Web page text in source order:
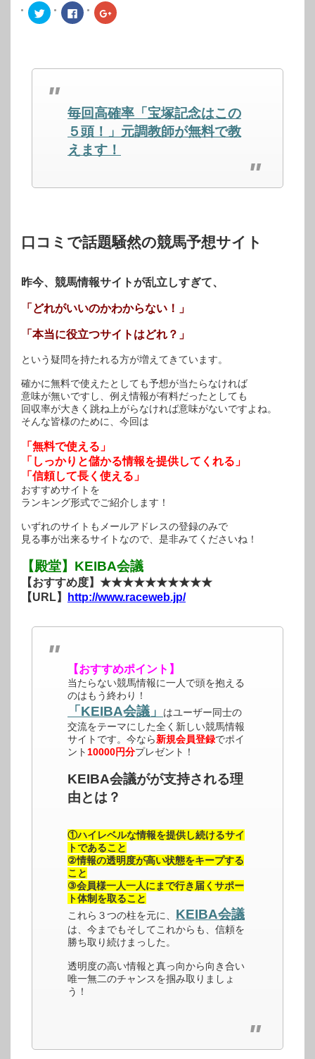
ク
リ
で
有
(新
ま
Facebook
で
は
し
て
く
だ
さ
い
ウ
開
き
ク
リ
で
い
ウ
ィ
ン
ド
ウ
ま
毎回高確率「宝塚記念はこの
５頭！」元調教師が無料で教
えます！
口コミで話題騒然の競馬予想サイト
昨今、競馬情報サイトが乱立しすぎて、
「どれがいいのかわからない！」
「本当に役立つサイトはどれ？」
という疑問を持たれる方が増えてきています。
確かに無料で使えたとしても予想が当たらなければ
意味が無いですし、例え情報が有料だったとしても
回収率が大きく跳ね上がらなければ意味がないですよね。
そんな皆様のために、今回は
「無料で使える」
「しっかりと儲かる情報を提供してくれる」
「信頼して長く使える」
おすすめサイトを
ランキング形式でご紹介します！
いずれのサイトもメールアドレスの登録のみで
見る事が出来るサイトなので、是非みてくださいね！
【殿堂】KEIBA会議
【おすすめ度】★★★★★★★★★★
【URL】
http://www.raceweb.jp/
【おすすめポイント】
当たらない競馬情報に一人で頭を抱える
のはもう終わり！
「KEIBA会議」
はユーザー同士の
交流をテーマにした全く新しい競馬情報
サイトです。今なら新規会員登録でポイ
ント10000円分プレゼント！
KEIBA会議がが支持される理
由とは？
①ハイレベルな情報を提供し続けるサイ
トであること
②情報の透明度が高い状態をキープする
こと
③会員様一人一人にまで行き届くサポー
ト体制を取ること
これら３つの柱を元に、 KEIBA会議
は、今までもそしてこれからも、信頼を
勝ち取り続けまっした。
透明度の高い情報と真っ向から向き合い
唯一無二のチャンスを掴み取りましょ
う！